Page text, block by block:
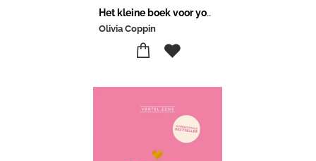
Het kleine boek voor yogalovers
Olivia Coppin